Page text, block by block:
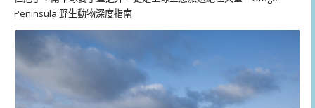
Peninsula 野生動物深度指南